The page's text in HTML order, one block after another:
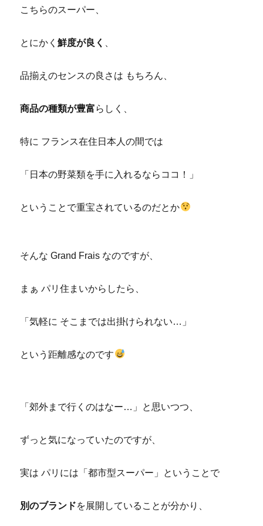
こちらのスーパー、
とにかく鮮度が良く
品揃えのセンスの良さは もちろん、
商品の種類が豊富らしく、
特に フランス在住日本人の間では
「日本の野菜類を手に入れるならココ！」
ということで重宝されているのだとか
そんな Grand Frais なのですが、
まぁ パリ住まいからしたら、
「気軽に そこまでは出掛けられない…」
という距離感なのです
「郊外まで行くのはなー…」と思いつつ、
ずっと気になっていたのですが、
実は パリには「都市型スーパー」ということで
別のブランドを展開していることが分かり、